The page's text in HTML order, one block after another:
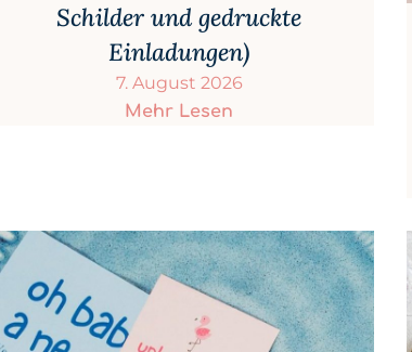
Schilder und gedruckte
Einladungen)
7. August 2026
Mehr Lesen